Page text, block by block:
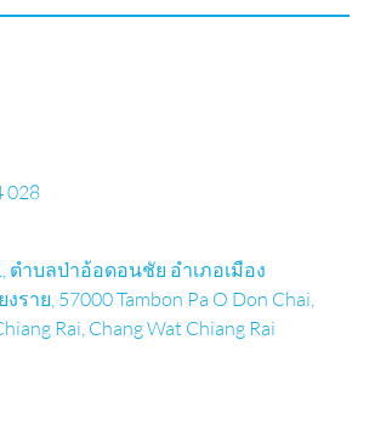
028
ตำบลป่าอ้อดอนชัย อำเภอเมือง
ราย, 57000 Tambon Pa O Don Chai,
Rai, Chang Wat Chiang Rai